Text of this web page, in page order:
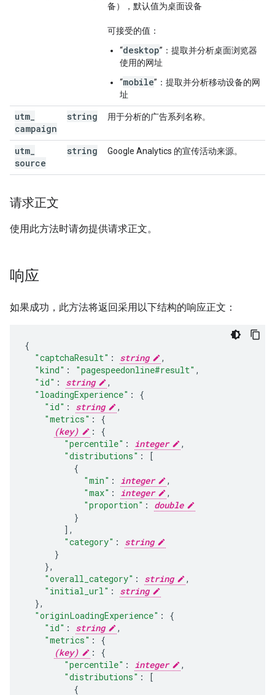
备），默认值为桌面设备
可接受的值：
“desktop”：提取并分析桌面浏览器
使用的网址
“mobile”：提取并分析移动设备的网
址
utm
campaign
string 用于分析的广告系列名称。
utm
source
string Google Analytics 的宣传活动来源。
请求正文
使用此方法时请勿提供请求正文。
响应
如果成功，此方法将返回采用以下结构的响应正文：
"captchaResult" : string
,
"kind" : "pagespeedonline#result" ,
"id" : string
,
"loadingExperience" :
"id" : string
,
"metrics" :
(key)
:
"percentile" : integer
,
"distributions" :
[
"min" : integer
,
"max" : integer
,
"proportion" :
double
],
"category" :
string
},
"overall_category" : string
,
"initial_url" :
string
},
"originLoadingExperience" :
"id" : string
,
"metrics" :
(key)
:
"percentile" : integer
,
"distributions" :
[